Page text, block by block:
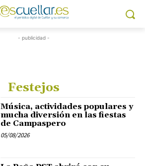
- publicidad -
Festejos
Música, actividades populares y
mucha diversión en las fiestas
de Campaspero
05/08/2026